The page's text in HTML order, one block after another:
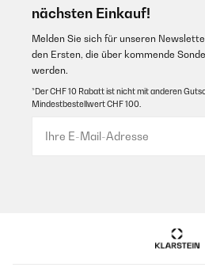
nächsten Einkauf!
Melden Sie sich für unseren
den Ersten, die über kommende
werden.
*Der CHF 10 Rabatt ist nicht mit anderen
Mindestbestellwert CHF 100.